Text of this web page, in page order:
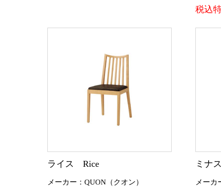
税込
ライス Rice
メーカー：QUON（クオン）
ミナ
メーカ